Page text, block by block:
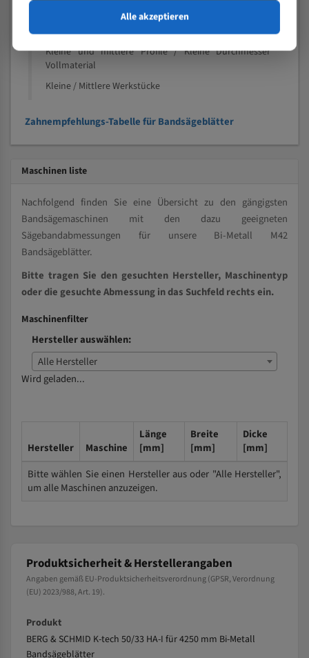
Speziell entwickelt für Profile / Rohre
Kleine und mittlere Profile / Kleine Durchmesser
Vollmaterial
Kleine / Mittlere Werkstücke
Zahnempfehlungs-Tabelle für Bandsägeblätter
Maschinen liste
Nachfolgend finden Sie eine Übersicht zu den gängigsten
Bandsägemaschinen mit den dazu geeigneten
Sägebandabmessungen für unsere Bi-Metall M42
Bandsägeblätter.
Bitte tragen Sie den gesuchten Hersteller, Maschinentyp
oder die gesuchte Abmessung in das Suchfeld rechts ein.
Maschinenfilter
Hersteller auswählen:
Alle Hersteller
Wird geladen...
Hersteller Maschine
Länge
[mm]
Breite
[mm]
Dicke
[mm]
Bitte wählen Sie einen Hersteller aus oder "Alle Hersteller",
um alle Maschinen anzuzeigen.
Produktsicherheit & Herstellerangaben
Angaben gemäß EU-Produktsicherheitsverordnung (GPSR, Verordnung
(EU) 2023/988, Art. 19).
Produkt
BERG & SCHMID K-tech 50/33 HA-I für 4250 mm Bi-Metall
Bandsägeblätter
Alle akzeptieren